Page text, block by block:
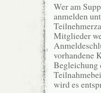
Wer am
anmelden
Mitglieder
vorhandene
Begleichung
wird es